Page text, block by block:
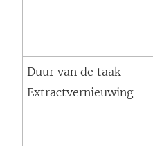
Duur van de taak
Extractvernieuwing